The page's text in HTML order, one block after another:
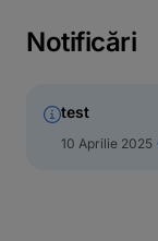
Notificări
test
10 Aprilie 2025